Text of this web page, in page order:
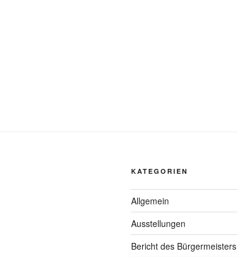
KATEGORIEN
Allgemein
Ausstellungen
Bericht des Bürgermeisters